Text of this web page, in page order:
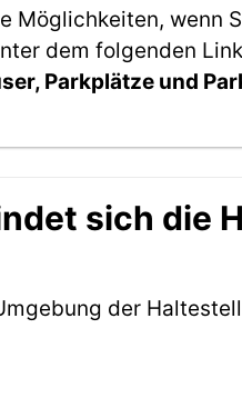
wenn
dem folgenden
Parkplätze und
sich die
der